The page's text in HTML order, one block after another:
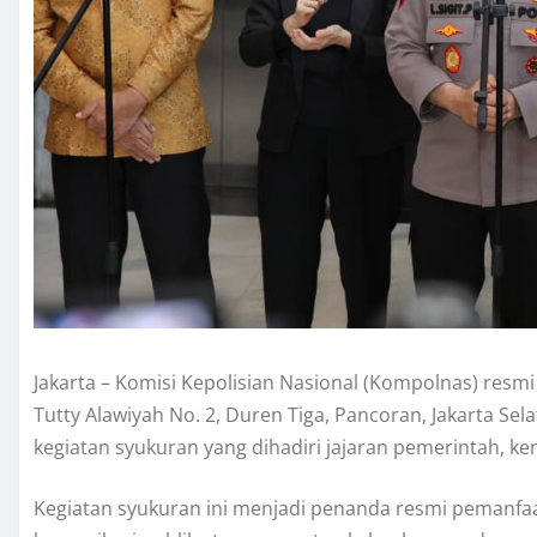
Jakarta – Komisi Kepolisian Nasional (Kompolnas)
Tutty Alawiyah No. 2, Duren Tiga, Pancoran, Jakarta
kegiatan syukuran yang dihadiri jajaran pemerintah,
Kegiatan syukuran ini menjadi penanda resmi